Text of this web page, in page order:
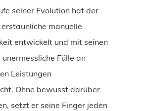
seiner Evolution hat der
erstaunliche manuelle
entwickelt und mit seinen
Fülle an
Leistungen
Ohne bewusst darüber
setzt er seine Finger jeden